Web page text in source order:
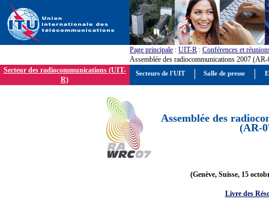
Page principale : UIT-R : Conférences et
Assemblée des radiocommunications 2007
Secteur des radiocommunications (UIT-
R)
Assemblée des
(AR-
(Genève, Suisse, 15
Livre des
Secteurs de l'UIT Salle de presse